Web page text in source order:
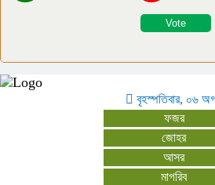
একসঙ্গে কাজ
সার্জিও গর
স্বাস্থ্যমন্ত্রী
কুষ্টিয়ায় ৬
সুপারভাইজার
বৃহস্পতিবার, ০৬
ফজর
জোহর
আসর
মাগরিব